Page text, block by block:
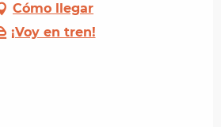
Cómo llegar
¡Voy en tren!